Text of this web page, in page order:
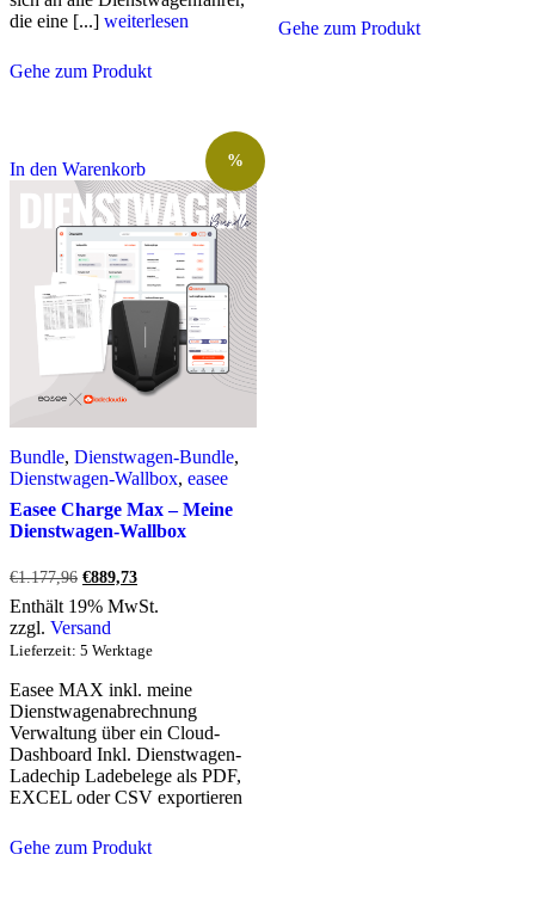
die eine [...] weiterlesen
Gehe zum Produkt
Gehe zum Produkt
In den Warenkorb %
Bundle, Dienstwagen-Bundle,
Dienstwagen-Wallbox, easee
Easee Charge Max – Meine
Dienstwagen-Wallbox
€1.177,96 Ursprünglicher
war:
€1.177,96
€889,73Aktueller
ist:
Enthält 19% MwSt.
zzgl. Versand
Lieferzeit: 5 Werktage
Easee MAX inkl. meine
Dienstwagenabrechnung
Verwaltung über ein Cloud-
Dashboard Inkl. Dienstwagen-
Ladechip Ladebelege als PDF,
EXCEL oder CSV exportieren
Gehe zum Produkt